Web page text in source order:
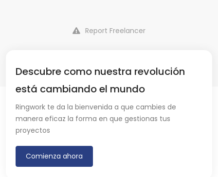
Report Freelancer
Descubre como nuestra revolución
está cambiando el mundo
Ringwork te da la bienvenida a que cambies de
manera eficaz la forma en que gestionas tus
proyectos
Comienza ahora